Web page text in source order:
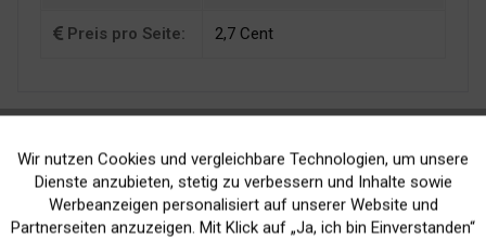
Preis pro Seite: 2,7 Cent
Kein Verlust der
Versand innerhalb von
Funktionale Aktiv
Marketing Inaktiv
Wir nutzen Cookies und vergleichbare Technologien, um unsere
Dienste anzubieten, stetig zu verbessern und Inhalte sowie
Werbeanzeigen personalisiert auf unserer Website und
Partnerseiten anzuzeigen. Mit Klick auf „Ja, ich bin Einverstanden“